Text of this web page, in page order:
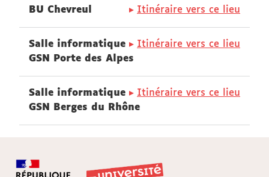
Itinéraire vers ce lieu
BU Chevreul
Itinéraire vers ce lieu
Salle informatique
GSN Porte des Alpes
Itinéraire vers ce lieu
Salle informatique
GSN Berges du Rhône